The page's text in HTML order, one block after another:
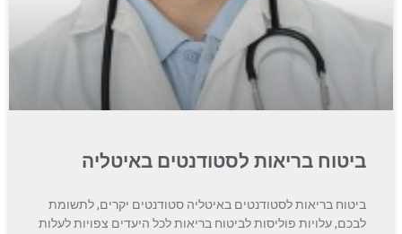
ביטוח בריאות לסטודנטים באיטליה
ביטוח בריאות לסטודנטים באיטליה סטודנטים יקרים, לתשומת
לבכם, עלויות פוליסות לביטוח בריאות לכל היעדים צפויות לעלות